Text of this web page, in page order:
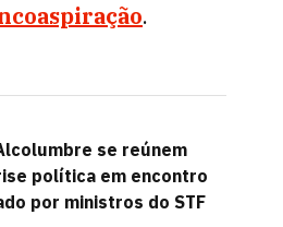
.
se reúnem
política em encontro
por ministros do STF